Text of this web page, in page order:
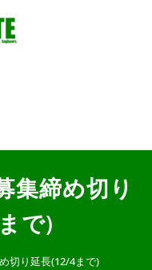
集締め切り
で)
切り延長(12/4まで)